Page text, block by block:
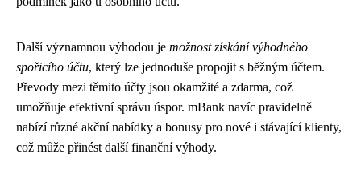
Další významnou výhodou je možnost získání výhodného
spořicího účtu, který lze jednoduše propojit s běžným účtem.
Převody mezi těmito účty jsou okamžité a zdarma, což
umožňuje efektivní správu úspor. mBank navíc pravidelně
nabízí různé akční nabídky a bonusy pro nové i stávající klienty,
což může přinést další finanční výhody.